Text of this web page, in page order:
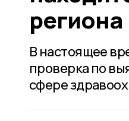
региона
В настоящее
проверка по
сфере